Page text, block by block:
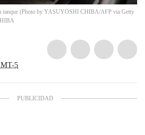
tanque (Photo by YASUYOSHI CHIBA/AFP via Getty
5